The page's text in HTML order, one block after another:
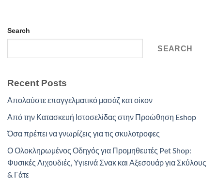
Search
SEARCH
Recent Posts
Απολαύστε επαγγελματικό μασάζ κατ οίκον
Από την Κατασκευή Ιστοσελίδας στην Προώθηση Eshop
Όσα πρέπει να γνωρίζεις για τις σκυλοτροφες
Ο Ολοκληρωμένος Οδηγός για Προμηθευτές Pet Shop:
Φυσικές Λιχουδιές, Υγιεινά Σνακ και Αξεσουάρ για Σκύλους
& Γάτε